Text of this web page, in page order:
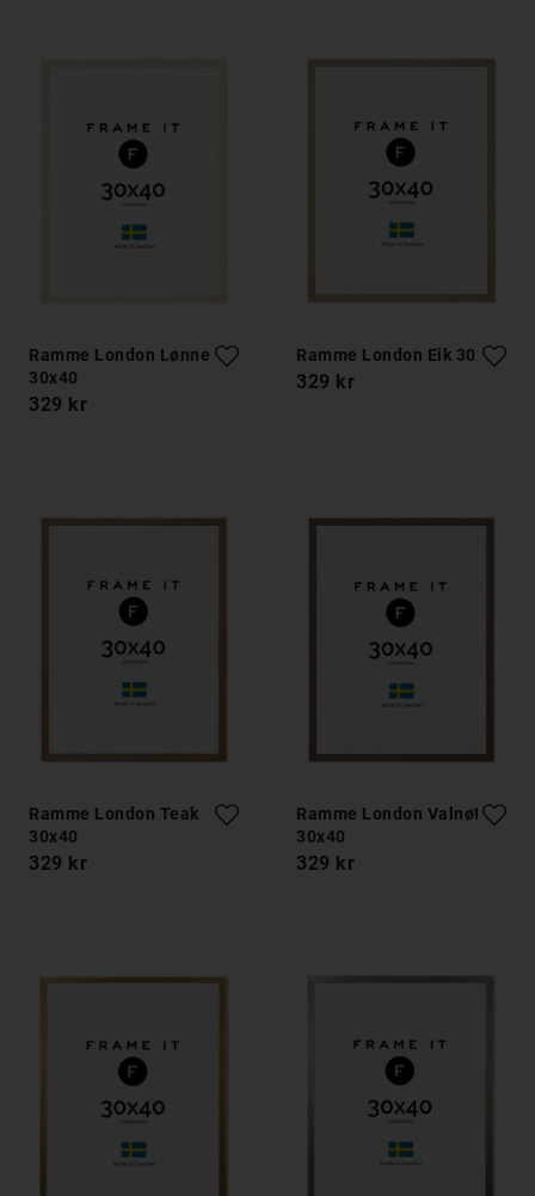
Ramme London Lønnetre
30x40
329 kr
Ramme London Eik 30x40
329 kr
Ramme London Teak
30x40
329 kr
Ramme London Valnøtt
30x40
329 kr